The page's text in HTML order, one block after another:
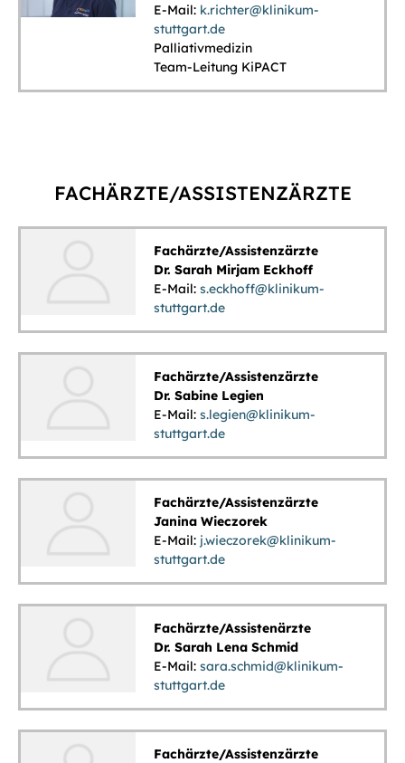
E-Mail: k.richter@klinikum-
stuttgart.de
Palliativmedizin
Team-Leitung KiPACT
FACHÄRZTE/ASSISTENZÄRZTE
Fachärzte/Assistenzärzte
Dr. Sarah Mirjam Eckhoff
E-Mail:s.eckhoff@klinikum-
stuttgart.de
Fachärzte/Assistenzärzte
Dr. Sabine Legien
E-Mail:s.legien@klinikum-
stuttgart.de
Fachärzte/Assistenzärzte
Janina Wieczorek
E-Mail: j.wieczorek@klinikum-
stuttgart.de
Fachärzte/Assistenärzte
Dr. Sarah Lena Schmid
E-Mail:sara.schmid@klinikum-
stuttgart.de
Fachärzte/Assistenzärzte